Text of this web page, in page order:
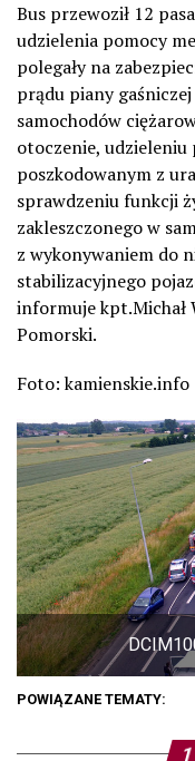
Bus przewoził 12
udzielenia pomocy
polegały na
prądu piany
samochodów
otoczenie, udzieleniu
poszkodowanym z
sprawdzeniu funkcji
zakleszczonego w
z wykonywaniem do
stabilizacyjnego
informuje kpt.Michał
Pomorski.
Foto: kamienskie.info
POWIĄZANE TEMATY: